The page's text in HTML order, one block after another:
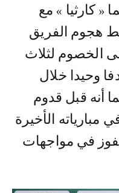
« كارثيا » مع
هجوم الفريق
الخصوم لثلاث
وحيدا خلال
علما أنه قبل قدوم
6 أهداف في مبارياته الأخيرة
في مواجهات